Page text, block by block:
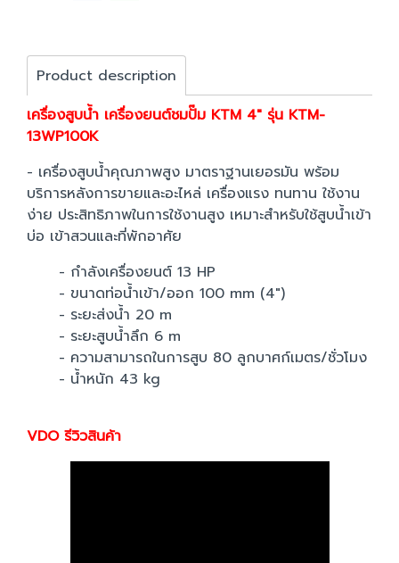
Product description
เครื่องสูบน้ำ เครื่องยนต์ชมปั๊ม KTM 4" รุ่น KTM-
13WP100K
- เครื่องสูบน้ำคุณภาพสูง มาตราฐานเยอรมัน พร้อม
บริการหลังการขายและอะไหล่ เครื่องแรง ทนทาน ใช้งาน
ง่าย ประสิทธิภาพในการใช้งานสูง เหมาะสำหรับใช้สูบน้ำเข้า
บ่อ เข้าสวนและที่พักอาศัย
- กำลังเครื่องยนต์ 13 HP
- ขนาดท่อน้ำเข้า/ออก 100 mm (4")
- ระยะส่งน้ำ 20 m
- ระยะสูบน้ำลึก 6 m
- ความสามารถในการสูบ 80 ลูกบาศก์เมตร/ชั่วโมง
- น้ำหนัก 43 kg
VDO รีวิวสินค้า